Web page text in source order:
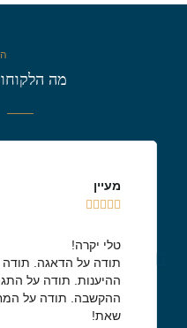
מה
מעיין





טלי יקרה!
תודה על הדאגה.
ההיענות. תודה על
ההקשבה. תודה על
שאת!